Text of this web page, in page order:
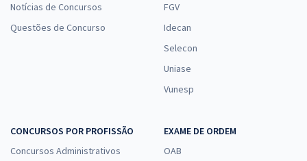
Notícias de Concursos
Questões de Concurso
FGV
Idecan
Selecon
Uniase
Vunesp
CONCURSOS POR PROFISSÃO
Concursos Administrativos
EXAME DE ORDEM
OAB